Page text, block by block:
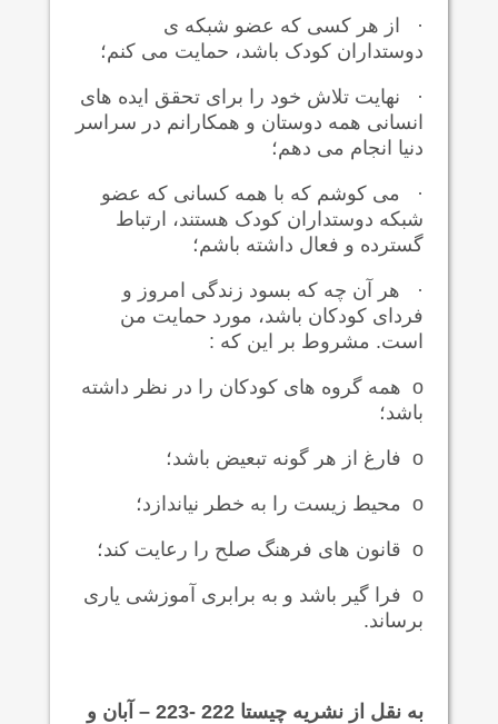
· از هر کسی که عضو شبکه ی
دوستداران کودک باشد، حمایت می کنم؛
· نهایت تلاش خود را برای تحقق ایده های
انسانی همه دوستان و همکارانم در سراسر
دنیا انجام می دهم؛
· می کوشم که با همه کسانی که عضو
شبکه دوستداران کودک هستند، ارتباط
گسترده و فعال داشته باشم؛
· هر آن چه که بسود زندگی امروز و
فردای کودکان باشد، مورد حمایت من
است. مشروط بر این که :
o همه گروه های کودکان را در نظر داشته
باشد؛
o فارغ از هر گونه تبعیض باشد؛
o محیط زیست را به خطر نیاندازد؛
o قانون های فرهنگ صلح را رعایت کند؛
o فرا گیر باشد و به برابری آموزشی یاری
برساند.
به نقل از نشریه چیستا 222 -223 – آبان و